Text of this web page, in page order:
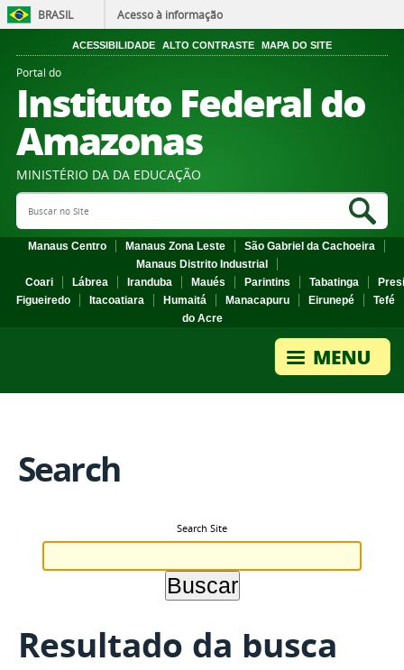
BRASIL Acesso à informação
ACESSIBILIDADE ALTO CONTRASTE MAPA DO SITE
Portal do
Instituto Federal do
Amazonas
MINISTÉRIO DA DA EDUCAÇÃO
Search Site
Manaus Centro Manaus Zona Leste
São Gabriel da Cachoeira
Manaus Distrito Industrial
Coari
Lábrea Iranduba Maués Parintins Tabatinga
Figueiredo
Itacoatiara Humaitá Manacapuru Eirunepé
Tefé
do Acre
Search
Search Site
Resultado da busca